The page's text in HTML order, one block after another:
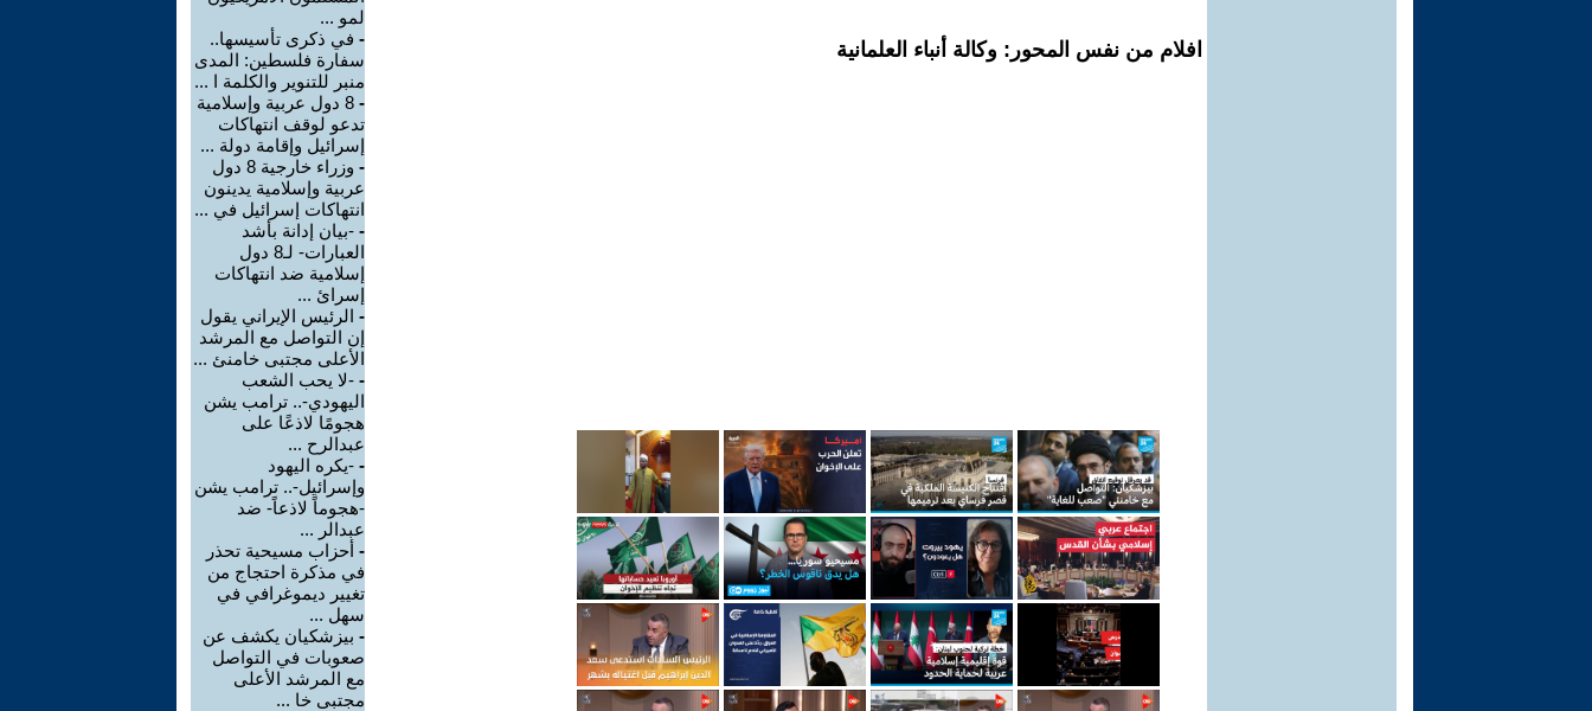
افلام من نفس المحور: وكالة أنباء العلمانية
لمو ...
- في ذكرى تأسيسها..
سفارة فلسطين: المدى
منبر للتنوير والكلمة ا ...
-
8 دول عربية وإسلامية
تدعو لوقف انتهاكات
إسرائيل وإقامة دولة ...
-
وزراء خارجية 8 دول
عربية وإسلامية يدينون
انتهاكات إسرائيل في ...
- -بيان إدانة بأشد
العبارات- لـ8 دول
إسلامية ضد انتهاكات
إسرائ ...
- الرئيس الإيراني يقول
إن التواصل مع المرشد
الأعلى مجتبى خامنئ ...
- -لا يحب الشعب
اليهودي-.. ترامب يشن
هجومًا لاذعًا على
عبدالرح ...
- -يكره اليهود
وإسرائيل-.. ترامب يشن
-هجوماً لاذعاً- ضد
عبدالر ...
- أحزاب مسيحية تحذر
في مذكرة احتجاج من
تغيير ديموغرافي في
سهل ...
- بيزشكيان يكشف عن
صعوبات في التواصل
مع المرشد الأعلى
مجتبى خا ...